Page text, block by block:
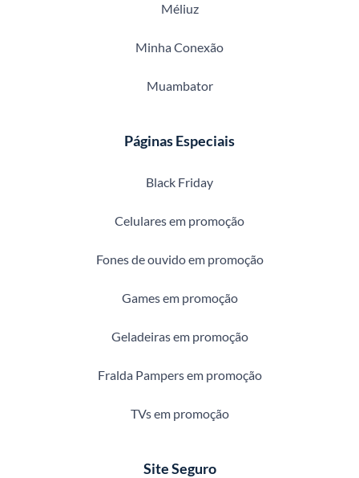
Méliuz
Minha Conexão
Muambator
Páginas Especiais
Black Friday
Celulares em promoção
Fones de ouvido em promoção
Games em promoção
Geladeiras em promoção
Fralda Pampers em promoção
TVs em promoção
Site Seguro